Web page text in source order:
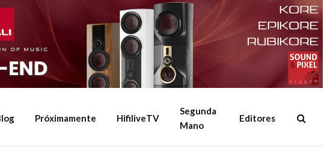
Próximamente HifiliveTV
Segunda
Mano
Editores